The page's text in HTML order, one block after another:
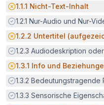
Potenzielle Barriere:
1.1.1 Nicht-Text-Inhalt
Erfüllt:
1.2.1 Nur-Audio und Nur-
Potenzielle Barriere:
1.2.2 Untertitel
Erfüllt:
1.2.3 Audiodeskription
Potenzielle Barriere:
1.3.1 Info und
Erfüllt:
1.3.2 Bedeutungstragende
Erfüllt:
1.3.3 Sensorische